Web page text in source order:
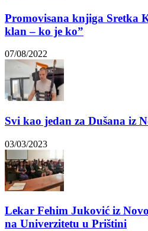
Promovisana knjiga Sretka
klan – ko je ko”
07/08/2022
Svi kao jedan za Dušana iz
03/03/2023
Lekar Fehim Juković iz
na Univerzitetu u Prištini